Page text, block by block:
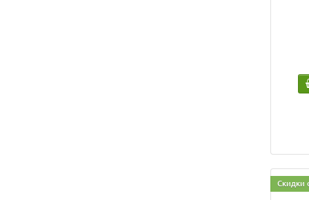
Скидки